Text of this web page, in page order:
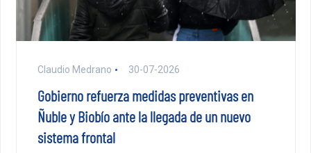
Claudio Medrano 30-07-2026
Gobierno refuerza medidas preventivas en
Ñuble y Biobío ante la llegada de un nuevo
sistema frontal